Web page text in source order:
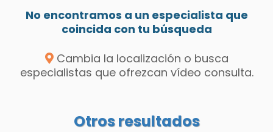
No encontramos a un especialista que
coincida con tu búsqueda
Cambia la localización o busca
especialistas que ofrezcan vídeo consulta.
Otros resultados